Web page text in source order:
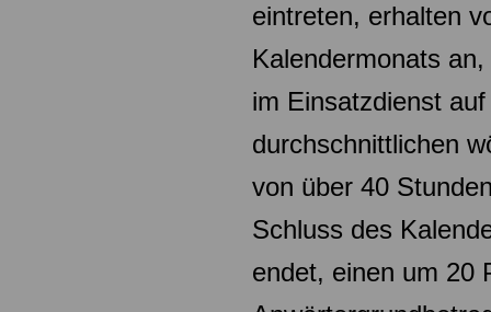
eintreten, erhalten
Kalendermonats
im Einsatzdienst
durchschnittlichen
von über 40
Schluss des
endet, einen um 20